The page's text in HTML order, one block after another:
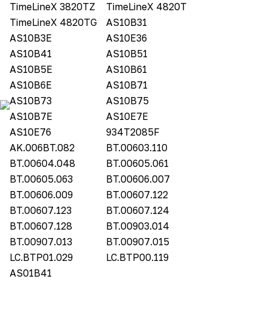
TimeLineX 3820TZ
TimeLineX 4820T
TimeLineX 4820TG
AS10B31
AS10B3E
AS10E36
AS10B41
AS10B51
AS10B5E
AS10B61
AS10B6E
AS10B71
AS10B73
AS10B75
AS10B7E
AS10E7E
AS10E76
934T2085F
AK.006BT.082
BT.00603.110
BT.00604.048
BT.00605.061
BT.00605.063
BT.00606.007
BT.00606.009
BT.00607.122
BT.00607.123
BT.00607.124
BT.00607.128
BT.00903.014
BT.00907.013
BT.00907.015
LC.BTP01.029
LC.BTP00.119
AS01B41